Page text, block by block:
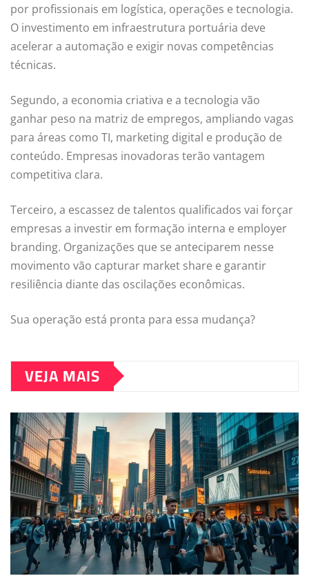
por profissionais em logística, operações e tecnologia.
O investimento em infraestrutura portuária deve
acelerar a automação e exigir novas competências
técnicas.
Segundo, a economia criativa e a tecnologia vão
ganhar peso na matriz de empregos, ampliando vagas
para áreas como TI, marketing digital e produção de
conteúdo. Empresas inovadoras terão vantagem
competitiva clara.
Terceiro, a escassez de talentos qualificados vai forçar
empresas a investir em formação interna e employer
branding. Organizações que se anteciparem nesse
movimento vão capturar market share e garantir
resiliência diante das oscilações econômicas.
Sua operação está pronta para essa mudança?
VEJA MAIS